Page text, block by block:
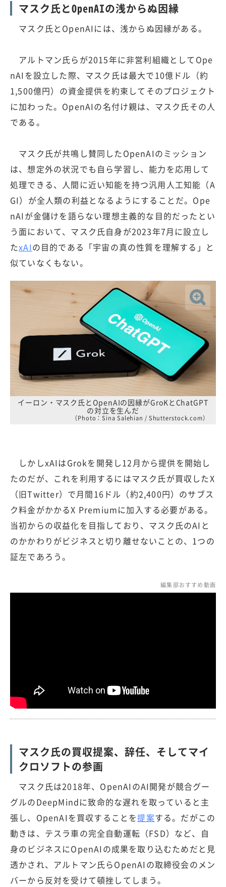
マスク氏とOpenAIの浅からぬ因縁
マスク氏とOpenAIには、浅からぬ因縁がある。
アルトマン氏らが2015年に非営利組織としてOpe
nAIを設立した際、マスク氏は最大で10億ドル（約
1,500億円）の資金提供を約束してそのプロジェクト
に加わった。OpenAIの名付け親は、マスク氏その人
である。
マスク氏が共鳴し賛同したOpenAIのミッション
は、想定外の状況でも自ら学習し、能力を応用して
処理できる、人間に近い知能を持つ汎用人工知能（A
GI）が全人類の利益となるようにすることだ。Ope
nAIが金儲けを語らない理想主義的な目的だったとい
う面において、マスク氏自身が2023年7月に設立し
たxAIの目的である「宇宙の真の性質を理解する」と
似ていなくもない。
イーロン・マスク氏とOpenAIの因縁がGroKとChatGPT
の対立を生んだ
（Photo：Sina Salehian / Shutterstock.com）
しかしxAIはGrokを開発し12月から提供を開始し
たのだが、これを利用するにはマスク氏が買収したX
（旧Twitter）で月間16ドル（約2,400円）のサブス
ク料金がかかるX Premiumに加入する必要がある。
当初からの収益化を目指しており、マスク氏のAIと
のかかわりがビジネスと切り離せないことの、1つの
証左であろう。
編集部おすすめ動画
マスク氏の買収提案、辞任、そしてマイ
クロソフトの参画
マスク氏は2018年、OpenAIのAI開発が競合グー
グルのDeepMindに致命的な遅れを取っていると主
張し、OpenAIを買収することを提案する。だがこの
動きは、テスラ車の完全自動運転（FSD）など、自
身のビジネスにOpenAIの成果を取り込むためだと見
透かされ、アルトマン氏らOpenAIの取締役会のメン
バーから反対を受けて頓挫してしまう。